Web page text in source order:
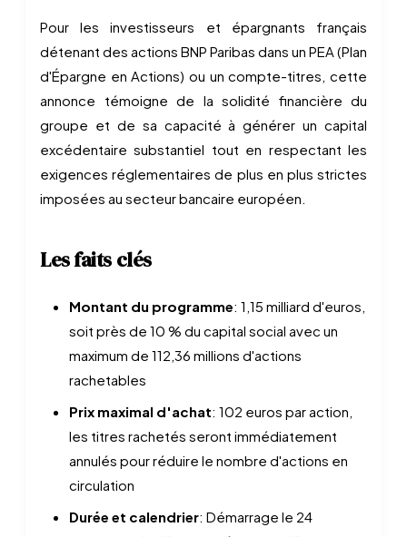
Pour les investisseurs et épargnants français
détenant des actions BNP Paribas dans un PEA (Plan
d'Épargne en Actions) ou un compte-titres, cette
annonce témoigne de la solidité financière du
groupe et de sa capacité à générer un capital
excédentaire substantiel tout en respectant les
exigences réglementaires de plus en plus strictes
imposées au secteur bancaire européen.
Les faits clés
Montant du programme: 1,15 milliard d'euros,
soit près de 10 % du capital social avec un
maximum de 112,36 millions d'actions
rachetables
Prix maximal d'achat: 102 euros par action,
les titres rachetés seront immédiatement
annulés pour réduire le nombre d'actions en
circulation
Durée et calendrier: Démarrage le 24